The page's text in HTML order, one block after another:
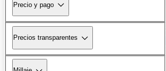
Precio y pago
Precios transparentes